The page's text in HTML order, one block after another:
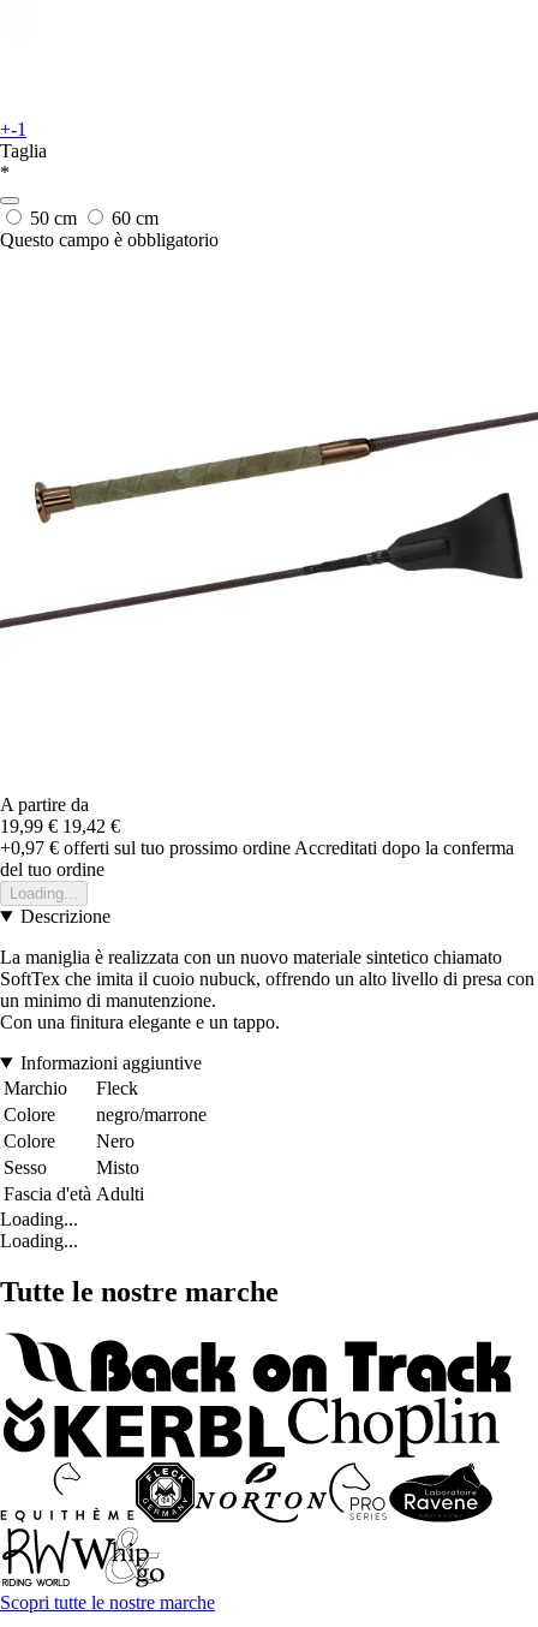
+-1
Taglia
*
50 cm
60 cm
Questo campo è obbligatorio
A partire da
19,99 € 19,42 €
+0,97 € offerti sul tuo prossimo ordine Accreditati dopo la conferma
del tuo ordine
Loading...
Descrizione
La maniglia è realizzata con un nuovo materiale sintetico chiamato
SoftTex che imita il cuoio nubuck, offrendo un alto livello di presa con
un minimo di manutenzione.
Con una finitura elegante e un tappo.
Informazioni aggiuntive
Marchio
Fleck
Colore
negro/marrone
Colore
Nero
Sesso
Misto
Fascia d'età Adulti
Loading...
Loading...
Tutte le nostre marche
Scopri tutte le nostre marche